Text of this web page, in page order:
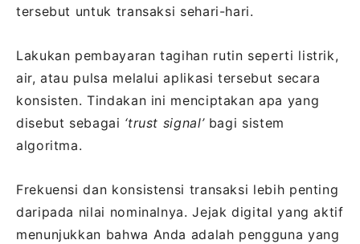
tersebut untuk transaksi sehari-hari.
Lakukan pembayaran tagihan rutin seperti listrik,
air, atau pulsa melalui aplikasi tersebut secara
konsisten. Tindakan ini menciptakan apa yang
disebut sebagai ‘trust signal’bagi sistem
algoritma.
Frekuensi dan konsistensi transaksi lebih penting
daripada nilai nominalnya. Jejak digital yang aktif
menunjukkan bahwa Anda adalah pengguna yang